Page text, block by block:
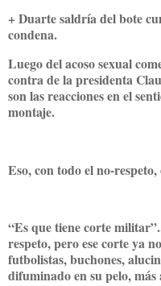
+ Duarte saldría del bote
condena.
Luego del acoso sexual
contra de la presidenta
son las reacciones en el
montaje.
Eso, con todo el no-
“Es que tiene corte
respeto, pero ese corte ya
futbolistas, buchones,
difuminado en su pelo,